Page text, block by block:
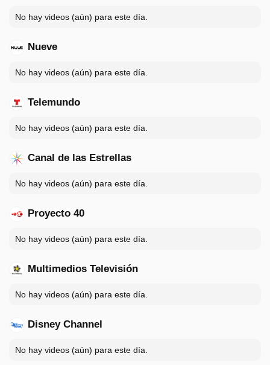
No hay videos (aún) para este día.
Nueve
No hay videos (aún) para este día.
Telemundo
No hay videos (aún) para este día.
Canal de las Estrellas
No hay videos (aún) para este día.
Proyecto 40
No hay videos (aún) para este día.
Multimedios Televisión
No hay videos (aún) para este día.
Disney Channel
No hay videos (aún) para este día.